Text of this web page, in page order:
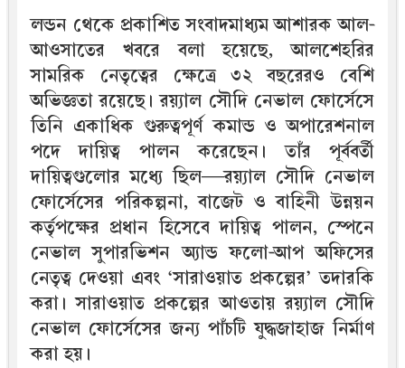
লন্ডন থেকে প্রকাশিত সংবাদমাধ্যম আশারক আল-
আওসাতের খবরে বলা হয়েছে, আলশেহরির
সামরিক নেতৃত্বের ক্ষেত্রে ৩২ বছরেরও বেশি
অভিজ্ঞতা রয়েছে। রয়্যাল সৌদি নেভাল ফোর্সেসে
তিনি একাধিক গুরুত্বপূর্ণ কমান্ড ও অপারেশনাল
পদে দায়িত্ব পালন করেছেন। তাঁর পূর্ববর্তী
দায়িত্বগুলোর মধ্যে ছিল—রয়্যাল সৌদি নেভাল
ফোর্সেসের পরিকল্পনা, বাজেট ও বাহিনী উন্নয়ন
কর্তৃপক্ষের প্রধান হিসেবে দায়িত্ব পালন, স্পেনে
নেভাল সুপারভিশন অ্যান্ড ফলো-আপ অফিসের
নেতৃত্ব দেওয়া এবং ‘সারাওয়াত প্রকল্পের’ তদারকি
করা। সারাওয়াত প্রকল্পের আওতায় রয়্যাল সৌদি
নেভাল ফোর্সেসের জন্য পাঁচটি যুদ্ধজাহাজ নির্মাণ
করা হয়।